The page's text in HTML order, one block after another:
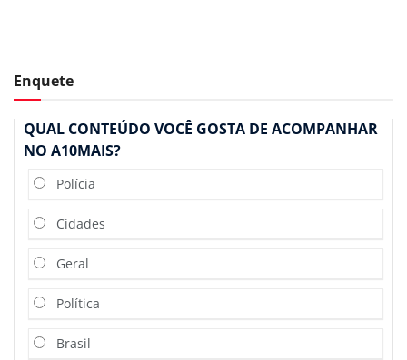
Enquete
QUAL CONTEÚDO VOCÊ GOSTA DE ACOMPANHAR
NO A10MAIS?
Polícia
Cidades
Geral
Política
Brasil